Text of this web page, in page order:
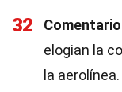
32
elogian la
la aerolínea.